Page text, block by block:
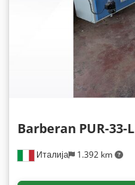
Италија 1.392 km
Barberan PUR-33-L